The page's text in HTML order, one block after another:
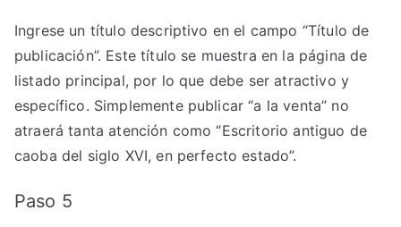
Ingrese un título descriptivo en el campo “Título de
publicación”. Este título se muestra en la página de
listado principal, por lo que debe ser atractivo y
específico. Simplemente publicar “a la venta” no
atraerá tanta atención como “Escritorio antiguo de
caoba del siglo XVI, en perfecto estado”.
Paso 5